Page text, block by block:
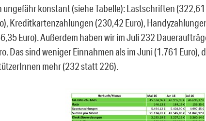
konstant (siehe Tabelle): Lastschriften (322,61
Kreditkartenzahlungen (230,42 Euro),
Euro). Außerdem haben wir im Juli 232
Das sind weniger Einnahmen als im Juni (1.761 Euro),
mehr (232 statt 226).